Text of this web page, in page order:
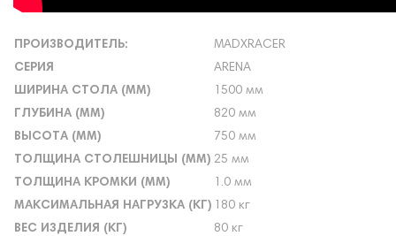
ПРОИЗВОДИТЕЛЬ:
MADXRACER
СЕРИЯ
ARENA
ШИРИНА СТОЛА (ММ)
1500 мм
ГЛУБИНА (ММ)
820 мм
ВЫСОТА (ММ)
750 мм
ТОЛЩИНА СТОЛЕШНИЦЫ (ММ) 25 мм
ТОЛЩИНА КРОМКИ (ММ)
1.0 мм
МАКСИМАЛЬНАЯ НАГРУЗКА (КГ) 180 кг
ВЕС ИЗДЕЛИЯ (КГ)
80 кг